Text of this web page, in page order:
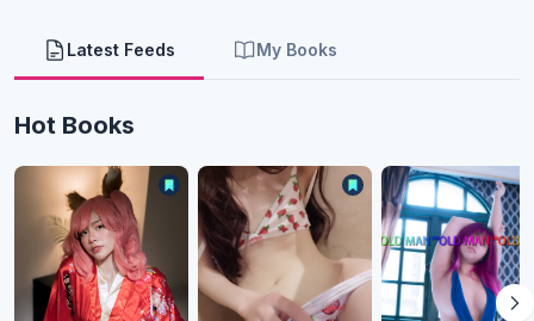
Latest Feeds My Books
Hot Books